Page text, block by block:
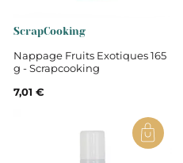
ScrapCooking
Nappage Fruits Exotiques 165
g - Scrapcooking
7,01 €